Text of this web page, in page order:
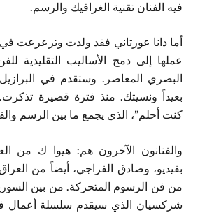
فيه الفنان تقنية الغرافيك والرسم.
أما دانا عورتاني فقد ولدت
عملها إلى دمج الأساليب التقليدية
البصري المعاصر. وستقدم في
بعيداً ونسيتك. منذ فترة قصيرة
كنت أحلم”، الذي يجمع ما بين الرسم
والفنانون الآخرون هم: هيوا ك من
بفيديو، وصادق الفراجي، أيضاً من
من فن الرسوم المتحركة. من بين
شركسيان الذي سيقدم سلسلة أعمال